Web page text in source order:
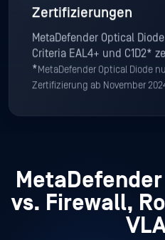
Zertifizierungen
MetaDefender Optical
Criteria EAL4+ und C1D2*
*MetaDefender Optical Diode
Zertifizierung ab November
vs. Firewall,